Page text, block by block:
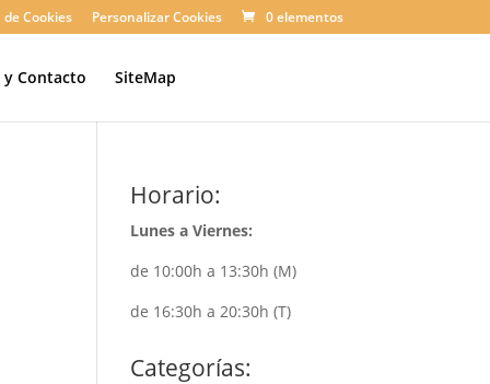
de Cookies Personalizar Cookies 0 elementos
y Contacto SiteMap
Horario:
Lunes a Viernes:
de 10:00h a 13:30h (M)
de 16:30h a 20:30h (T)
Categorías: